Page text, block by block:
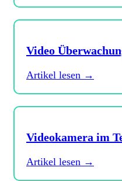
Video
Artikel lesen →
Videokamera im
Artikel lesen →